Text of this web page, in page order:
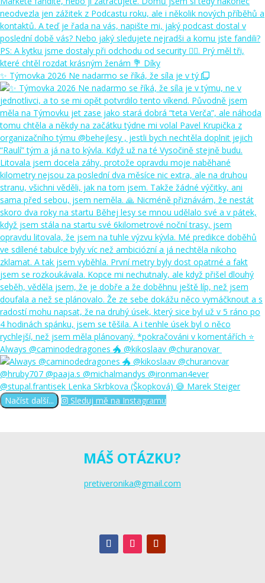
✨ Týmovka 2026 Ne nadarmo se říká, že síla je v tý
Always @caminodedragones 🐲 @kikoslaav @churanovar
Načíst další... Sleduj mě na Instagramu
MÁŠ OTÁZKU?
pretiveronika@gmail.com